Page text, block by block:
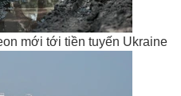
mới tới tiền tuyến Ukraine